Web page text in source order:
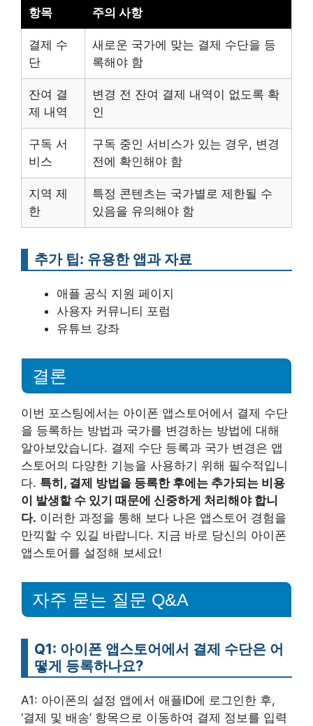
항목 주의 사항
결제 수
단
새로운 국가에 맞는 결제 수단을 등
록해야 함
잔여 결
제 내역
변경 전 잔여 결제 내역이 없도록 확
인
구독 서
비스
구독 중인 서비스가 있는 경우, 변경
전에 확인해야 함
지역 제
한
특정 콘텐츠는 국가별로 제한될 수
있음을 유의해야 함
추가 팁: 유용한 앱과 자료
애플 공식 지원 페이지
사용자 커뮤니티 포럼
유튜브 강좌
결론
이번 포스팅에서는 아이폰 앱스토어에서 결제 수단
을 등록하는 방법과 국가를 변경하는 방법에 대해
알아보았습니다. 결제 수단 등록과 국가 변경은 앱
스토어의 다양한 기능을 사용하기 위해 필수적입니
다. 특히, 결제 방법을 등록한 후에는 추가되는 비용
이 발생할 수 있기 때문에 신중하게 처리해야 합니
다. 이러한 과정을 통해 보다 나은 앱스토어 경험을
만끽할 수 있길 바랍니다. 지금 바로 당신의 아이폰
앱스토어를 설정해 보세요!
자주 묻는 질문 Q&A
Q1: 아이폰 앱스토어에서 결제 수단은 어
떻게 등록하나요?
A1: 아이폰의 설정 앱에서 애플ID에 로그인한 후,
‘결제 및 배송’ 항목으로 이동하여 결제 정보를 입력